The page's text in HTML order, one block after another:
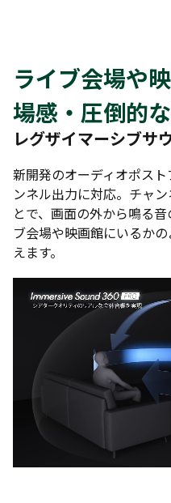
ライブ会場や
場感・圧倒的
レグザイマーシブサ
新開発のオーディオポス
ンネル出力に対応。チャ
とで、画面の外から鳴る
ブ会場や映画館にいるか
えます。